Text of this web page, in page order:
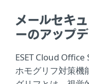
メールセキ
ーのアップ
ESET Cloud
ホモグリフ対策機